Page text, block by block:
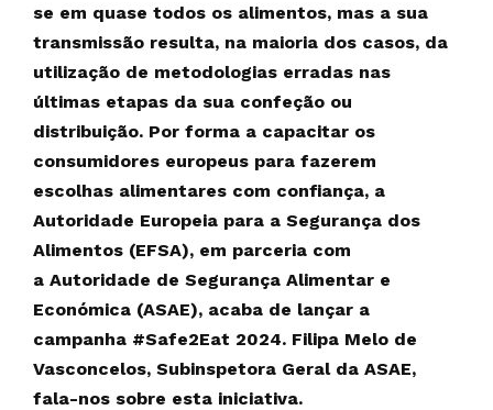
se em quase todos os alimentos, mas a sua
transmissão resulta, na maioria dos casos, da
utilização de metodologias erradas nas
últimas etapas da sua confeção ou
distribuição. Por forma a capacitar os
consumidores europeus para fazerem
escolhas alimentares com confiança, a
Autoridade Europeia para a Segurança dos
Alimentos (EFSA), em parceria com
a Autoridade de Segurança Alimentar e
Económica (ASAE), acaba de lançar a
campanha #Safe2Eat 2024. Filipa Melo de
Vasconcelos, Subinspetora Geral da ASAE,
fala-nos sobre esta iniciativa.